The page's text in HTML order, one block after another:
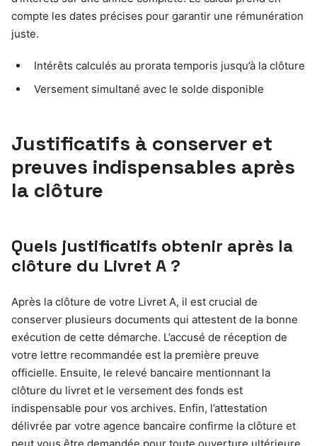
compte les dates précises pour garantir une rémunération
juste.
Intérêts calculés au prorata temporis jusqu’à la clôture
Versement simultané avec le solde disponible
Justificatifs à conserver et
preuves indispensables après
la clôture
Quels justificatifs obtenir après la
clôture du Livret A ?
Après la clôture de votre Livret A, il est crucial de
conserver plusieurs documents qui attestent de la bonne
exécution de cette démarche. L’accusé de réception de
votre lettre recommandée est la première preuve
officielle. Ensuite, le relevé bancaire mentionnant la
clôture du livret et le versement des fonds est
indispensable pour vos archives. Enfin, l’attestation
délivrée par votre agence bancaire confirme la clôture et